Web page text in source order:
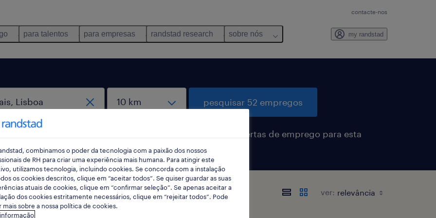
contacte-nos
para talentos para empresas randstad research sobre nós my randstad
pesquisar 52 empregos
receber alertas de emprego para esta
pesquisa
em Cascais, Lisboa ver:
combinamos o poder da tecnologia com a paixão dos nossos
de RH para criar uma experiência mais humana. Para atingir este
utilizamos tecnologia, incluindo cookies. Se concorda com a instalação
os cookies descritos, clique em “aceitar todos”. Se quiser guardar as suas
atuais de cookies, clique em “confirmar seleção”. Se apenas aceitar a
dos cookies estritamente necessários, clique em “rejeitar todos”. Pode
mais sobre a nossa política de cookies.